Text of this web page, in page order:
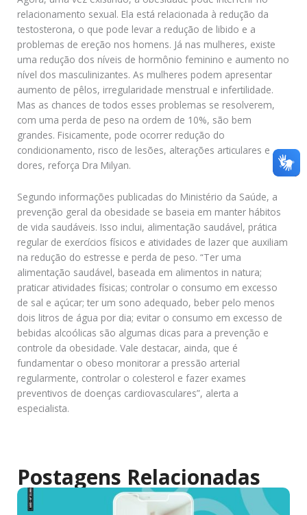
relacionamento sexual. Ela está relacionada à redução da
testosterona, o que pode levar a redução de libido e a
problemas de ereção nos homens. Já nas mulheres, existe
uma redução dos níveis de hormônio feminino e aumento no
nível dos masculinizantes. As mulheres podem apresentar
aumento de pêlos, irregularidade menstrual e infertilidade.
Mas as chances de todos esses problemas se resolverem,
com uma perda de peso na ordem de 10%, são bem
grandes. Fisicamente, pode ocorrer redução do
condicionamento, risco de lesões, alterações articulares e
dores, reforça Dra Milyan.
Segundo informações publicadas do Ministério da Saúde, a
prevenção geral da obesidade se baseia em manter hábitos
de vida saudáveis. Isso inclui, alimentação saudável, prática
regular de exercícios físicos e atividades de lazer que auxiliam
na redução do estresse e perda de peso. “Ter uma
alimentação saudável, baseada em alimentos in natura;
praticar atividades físicas; controlar o consumo em excesso
de sal e açúcar; ter um sono adequado, beber pelo menos
dois litros de água por dia; evitar o consumo em excesso de
bebidas alcoólicas são algumas dicas para a prevenção e
controle da obesidade. Vale destacar, ainda, que é
fundamentar o obeso monitorar a pressão arterial
regularmente, controlar o colesterol e fazer exames
preventivos de doenças cardiovasculares”, alerta a
especialista.
Postagens Relacionadas